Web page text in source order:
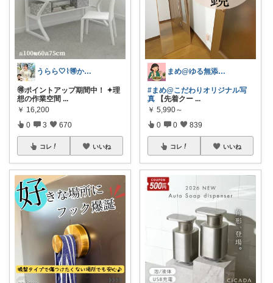
うらら🤍⌇🉐かわいい暮らし
🉐ポイントアップ期間中！ ✦理
想の作業空間 ...
￥ 16,200
0 3 670
コレ いいね
まめ@ゆる無添加でミニマル生活☕
#まめ@こだわりオリジナル写
真 【先着クー ...
￥ 5,990～
0 0 839
コレ いいね